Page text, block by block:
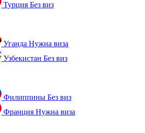
Турция Без виз
Уганда Нужна виза
Узбекистан Без виз
Филиппины Без виз
Франция Нужна виза